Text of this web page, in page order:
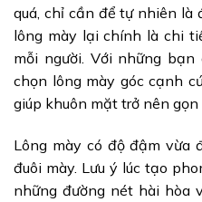
quá, chỉ cần để tự nhiên là
lông mày lại chính là chi
mỗi người. Với những
chọn lông mày góc cạnh
giúp khuôn mặt trở nên gọn
Lông mày có độ đậm vừa
đuôi mày. Lưu ý lúc tạo
những đường nét hài hòa